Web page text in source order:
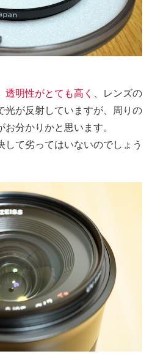
透明性がとても高く
、レンズの
光が反射していますが、周りの
分かりかと思います。
して劣ってはいないのでしょう